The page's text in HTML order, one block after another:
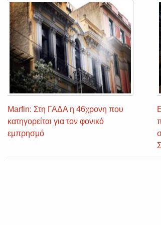
Marfin: Στη ΓΑΔΑ η 46χρονη που
κατηγορείται για τον φονικό
εμπρησμό